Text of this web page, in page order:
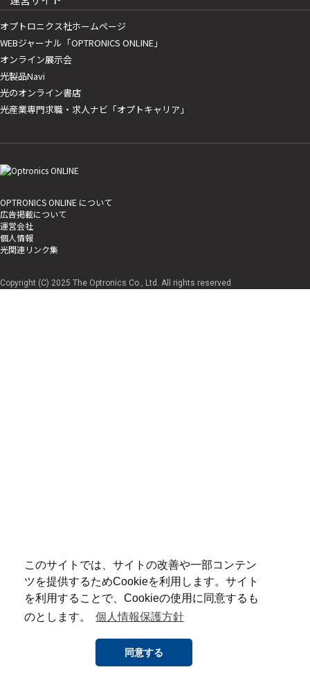
このサイトでは、サイトの改善や一部コンテン
ツを提供するためCookieを利用します。サイト
を利用することで、Cookieの使用に同意するも
のとします。
個人情報保護方針
同意する
オプトロニクス社ホームページ
WEBジャーナル「OPTRONICS ONLINE」
オンライン展示会
光製品Navi
光のオンライン書店
光産業専門求職・求人ナビ「オプトキャリア」
OPTRONICS ONLINE について
広告掲載について
運営会社
個人情報
光関連リンク集
Copyright (C) 2025 The Optronics Co., Ltd. All rights reserved.